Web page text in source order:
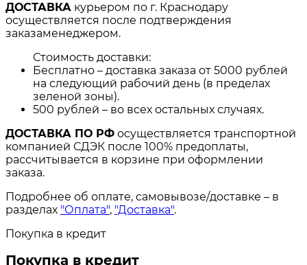
ДОСТАВКА курьером по г. Краснодару
осуществляется после подтверждения
заказаменеджером.
Стоимость доставки:
Бесплатно – доставка заказа от 5000 рублей
на следующий рабочий день (в пределах
зеленой зоны).
500 рублей – во всех остальных случаях.
ДОСТАВКА ПО РФ осуществляется транспортной
компанией СДЭК после 100% предоплаты,
рассчитывается в корзине при оформлении
заказа.
Подробнее об оплате, самовывозе/доставке – в
разделах "Оплата", "Доставка".
Покупка в кредит
Покупка в кредит